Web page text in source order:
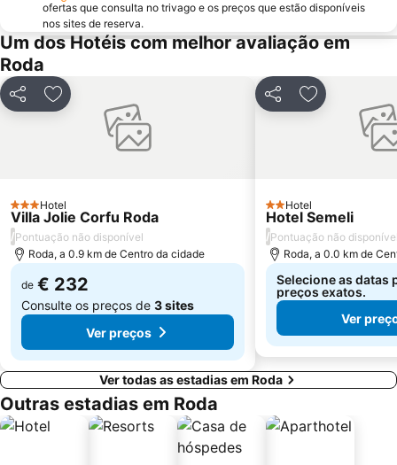
Palea Perithia
Kommeno
Aqualand Corfu
Syri i Kaltër
Ekthesiako Kentro Kerkuras Corexpo
Achillion
Messonghi Paralia
ofertas que consulta no trivago e os preços que estão disponíveis
nos sites de reserva.
Um dos Hotéis com melhor avaliação em
Roda
PartilharAdicionar aos favoritos
3 Estrelas
Hotel
Villa Jolie Corfu Roda
/Pontuação não disponível
Roda, a 0.9 km de Centro da cidade
de € 232
Consulte os preços de 3 sites
Ver preços
PartilharAdicionar
2 Estrelas
Hotel
Hotel Semeli
/Pontuação não
Roda, a 0.0 km de
Selecione as datas
preços exatos.
Ver
Ver todas as estadias em Roda
Outras estadias em Roda